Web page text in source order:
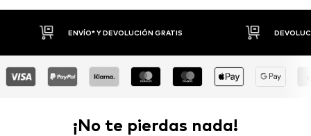
DEVOLUCIONES HASTA 30 DÍAS
¡No te pierdas nada!